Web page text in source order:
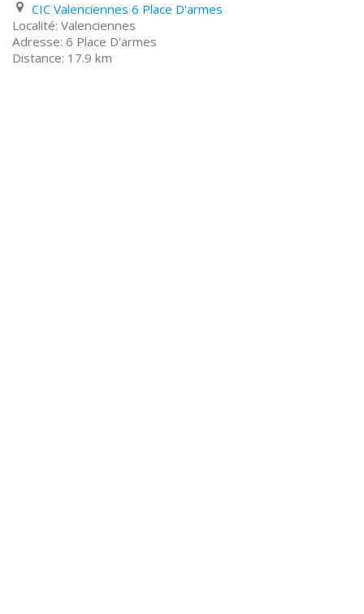
CIC Valenciennes 6 Place D'armes
Valenciennes
6 Place D'armes
17.9 km